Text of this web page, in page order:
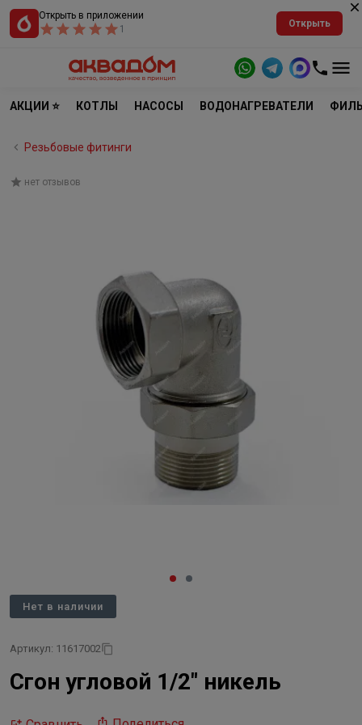
Открыть в приложении
1
Открыть
АКЦИИ ⭐ КОТЛЫ НАСОСЫ ВОДОНАГРЕВАТЕЛИ
Резьбовые фитинги
нет отзывов
Нет в наличии
Артикул: 11617002
Сгон угловой 1/2" никель